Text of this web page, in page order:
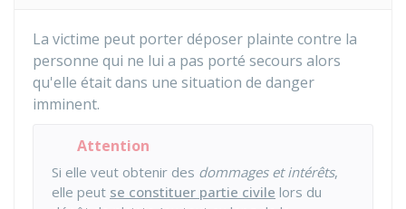
La victime peut porter déposer plainte contre la
personne qui ne lui a pas porté secours alors
qu'elle était dans une situation de danger
imminent.
Attention
Si elle veut obtenir des dommages et intérêts,
elle peut se constituer partie civile lors du